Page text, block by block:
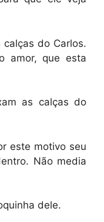
calças do Carlos.
amor, que esta
as calças do
este motivo seu
Não media
dele.